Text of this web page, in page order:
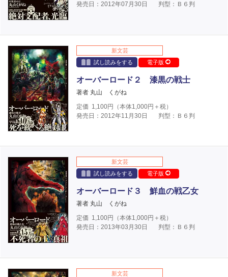
発売日：2012年07月30日
判型：Ｂ６判
新文芸
試し読みをする
電子版
オーバーロード２ 漆黒の戦士
著者 丸山 くがね
定価 1,100円（本体1,000円＋税）
発売日：2012年11月30日
判型：Ｂ６判
新文芸
試し読みをする
電子版
オーバーロード３ 鮮血の戦乙女
著者 丸山 くがね
定価 1,100円（本体1,000円＋税）
発売日：2013年03月30日
判型：Ｂ６判
新文芸